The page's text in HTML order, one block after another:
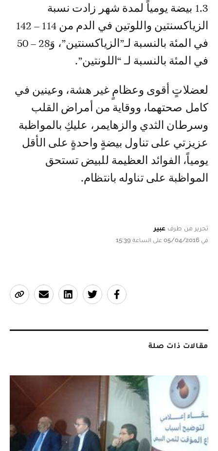
1.3 بيضة يومياً لمدة شهر زادت نسبة
الزياكسنتين واللوتين في الدم من 114 – 142
في المئة بالنسبة لـ”الزياكسنتين”، وَ28 – 50
في المئة بالنسبة لـ “اللونتين”.
لعضلاتٍ أقوى وعظامٍ غير هشة، وعينين في
كامل صحتهما، ووقاية من أمراض القلب
وسرطان الثدي والزهايمر، عليكِ بالمواظبة
عزيزتي على تناول بيضةٍ واحدةٍ على الأقل
يومياً، الفوائد العظيمة للبيض تستحق
المواظبة على تناوله بانتظام.
تحرير من طرف عبير
في 05/04/2016 على الساعة 15:39
مقالات ذات صلة